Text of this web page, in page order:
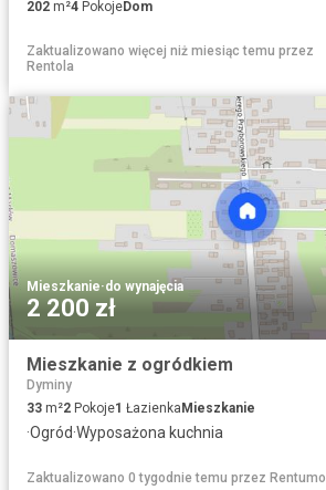
202 m²4 PokojeDom
Zaktualizowano więcej niż miesiąc temu przez
Rentola
Mieszkanie·do wynajęcia
2 200 zł
Mieszkanie z ogródkiem
Dyminy
33 m²2 Pokoje1 Łazienka Mieszkanie
·Ogród·Wyposażona kuchnia
Zaktualizowano 0 tygodnie temu przez Rentumo